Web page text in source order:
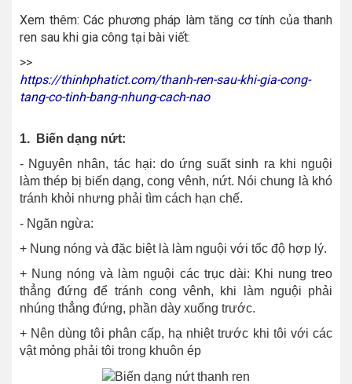
Xem thêm: Các phương pháp làm tăng cơ tính của thanh
ren sau khi gia công tại bài viết:
>>
https://thinhphatict.com/thanh-ren-sau-khi-gia-cong-
tang-co-tinh-bang-nhung-cach-nao
1. Biến dạng nứt:
- Nguyên nhân, tác hại: do ứng suất sinh ra khi nguội
làm thép bị biến dạng, cong vênh, nứt. Nói chung là khó
tránh khỏi nhưng phải tìm cách hạn chế.
- Ngăn ngừa:
+ Nung nóng và đặc biệt là làm nguội với tốc độ hợp lý.
+ Nung nóng và làm nguội các trục dài: Khi nung treo
thẳng đứng để tránh cong vênh, khi làm nguội phải
nhúng thẳng đứng, phần dày xuống trước.
+ Nên dùng tôi phân cấp, hạ nhiệt trước khi tôi với các
vật mỏng phải tôi trong khuôn ép